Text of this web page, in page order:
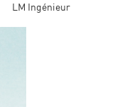
LM Ingénieur